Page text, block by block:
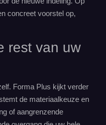
concreet voorstel op,
rest van uw
Forma Plus kijkt verder
de materiaalkeuze en
of aangrenzende